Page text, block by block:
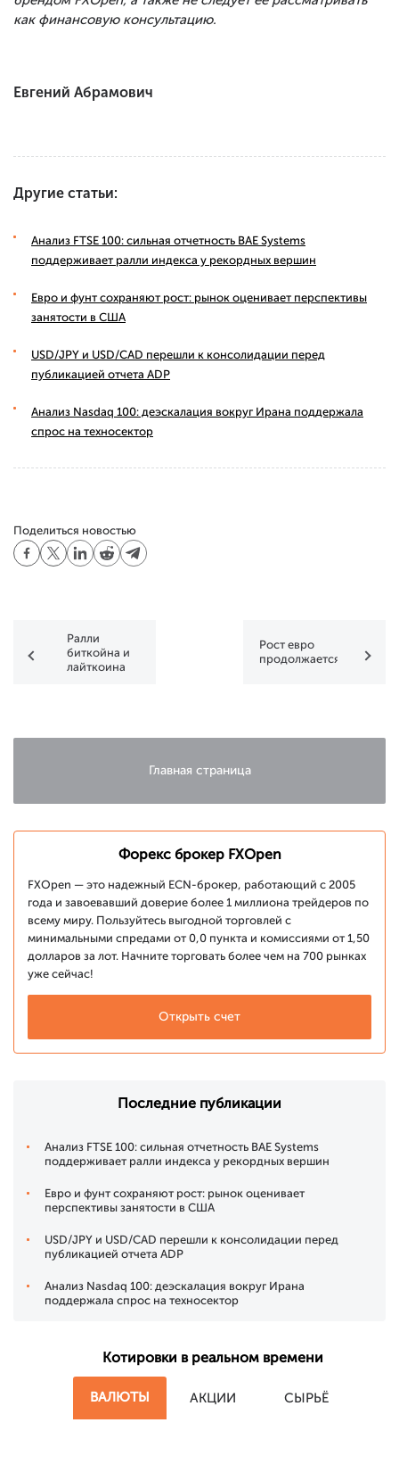
как финансовую консультацию.
Евгений Абрамович
Другие статьи:
Анализ FTSE 100: сильная отчетность BAE Systems
поддерживает ралли индекса у рекордных вершин
Евро и фунт сохраняют рост: рынок оценивает перспективы
занятости в США
USD/JPY и USD/CAD перешли к консолидации перед
публикацией отчета ADP
Анализ Nasdaq 100: деэскалация вокруг Ирана поддержала
спрос на техносектор
Поделиться новостью
Ралли
биткойна и
лайткоина
Рост евро
продолжается
Главная страница
Форекс брокер FXOpen
FXOpen — это надежный ECN-брокер, работающий с 2005
года и завоевавший доверие более 1 миллиона трейдеров по
всему миру. Пользуйтесь выгодной торговлей с
минимальными спредами от 0,0 пункта и комиссиями от 1,50
долларов за лот. Начните торговать более чем на 700 рынках
уже сейчас!
Открыть счет
Последние публикации
Анализ FTSE 100: сильная отчетность BAE Systems
поддерживает ралли индекса у рекордных вершин
Евро и фунт сохраняют рост: рынок оценивает
перспективы занятости в США
USD/JPY и USD/CAD перешли к консолидации перед
публикацией отчета ADP
Анализ Nasdaq 100: деэскалация вокруг Ирана
поддержала спрос на техносектор
Котировки в реальном времени
ВАЛЮТЫ АКЦИИ СЫРЬЁ